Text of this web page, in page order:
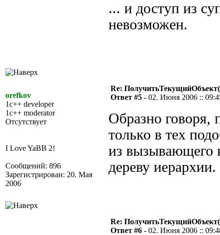
... и доступ из
невозможен.
orefkov
1c++ developer
1c++ moderator
Отсутствует
I Love YaBB 2!
Сообщений: 896
Зарегистрирован: 20. Мая
2006
Re:
Ответ #5 - 02. Июня 2006 ::
Образно говоря,
только в тех
из вызывающего
дереву иерархии.
Re:
Ответ #6 - 02. Июня 2006 ::